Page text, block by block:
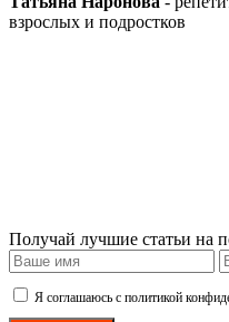
взрослых и подростков
Получай лучшие статьи на
Я соглашаюсь с политикой